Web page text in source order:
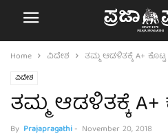
Home ವಿದೇಶ ತಮ್ಮ ಆಡಳಿತಕ್ಕೆ A+
ವಿದೇಶ
ತಮ್ಮ ಆಡಳಿತಕ್ಕೆ A+
By Prajapragathi- November 20, 2018